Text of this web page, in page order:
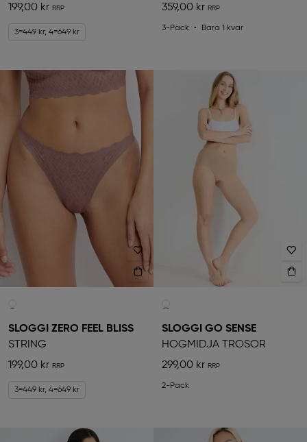
199,00 kr
3=449 kr, 4=649 kr
359,00 kr
3-Pack Bara 1 kvar
SLOGGI ZERO FEEL BLISS
STRING
199,00 kr
3=449 kr, 4=649 kr
SLOGGI GO SENSE
HÖGMIDJA TROSOR
299,00 kr
2-Pack